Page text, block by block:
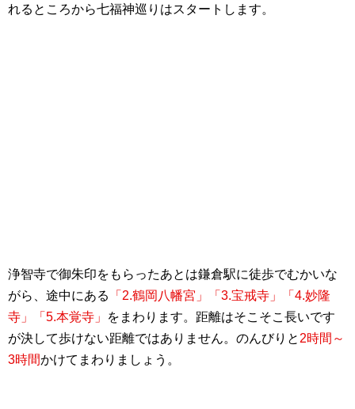
れるところから七福神巡りはスタートします。
浄智寺で御朱印をもらったあとは鎌倉駅に徒歩でむかいな
がら、途中にある
「2.鶴岡八幡宮」「3.宝戒寺」「4.妙隆
寺」「5.本覚寺」
をまわります。距離はそこそこ長いです
が決して歩けない距離ではありません。のんびりと 2時間～
3時間かけてまわりましょう。